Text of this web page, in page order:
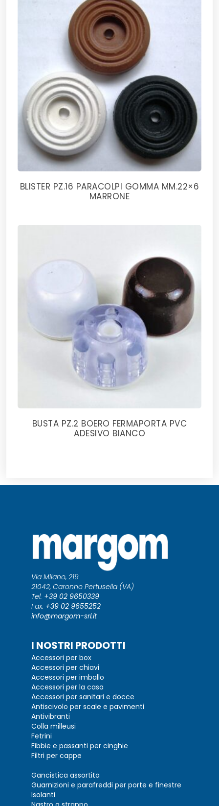
BLISTER PZ.16 PARACOLPI GOMMA MM.22×6
MARRONE
BUSTA PZ.2 BOERO FERMAPORTA PVC
ADESIVO BIANCO
Via Milano, 219
21042, Caronno Pertusella (VA)
Tel. +39 02 9650339
Fax. +39 02 9655252
info@margom-srl.it
I NOSTRI PRODOTTI
Accessori per box
Accessori per chiavi
Accessori per imballo
Accessori per la casa
Accessori per sanitari e docce
Antiscivolo per scale e pavimenti
Antivibranti
Colla milleusi
Fetrini
Fibbie e passanti per cinghie
Filtri per cappe
Gancistica assortita
Guarnizioni e parafreddi per porte e finestre
Isolanti